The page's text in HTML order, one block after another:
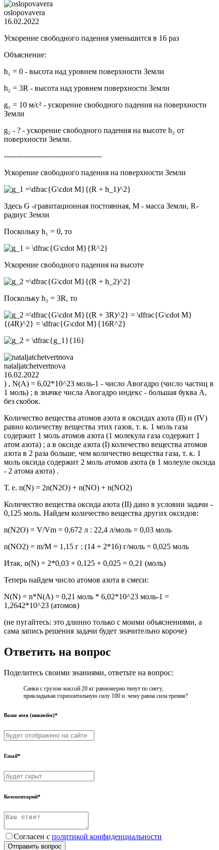
oslopovavera
16.02.2022
Ускорение свободного падения уменьшится в 16 раз
Объяснение:
h₁ = 0 - высота над уровнем поверхности Земли
h₂ = 3R - высота над уровнем поверхности Земли
g₁ = 10 м/с² - ускорение свободного падения на поверхности
Земли
g₂ - ? - ускорение свободного падения на высоте h₂ от
поверхности Земли.
----------------------------------------
Ускорение свободного падения на поверхности Земли
Здесь G -гравитационная постоянная, M - масса Земли, R-
радиус Земли
Поскольку h₁ = 0, то
Ускорение свободного падения на высоте
Поскольку h₂ = 3R, то
nataljatchetvertnova
16.02.2022
) , N(A) = 6,02*10^23 моль-1 - число Авогадро (число частиц в
1 моль) ; в значке числа Авогадро индекс - большая буква А,
без скобок.
Количество вещества атомов азота в оксидах азота (II) и (IV)
равно количеству вещества этих газов, т. к. 1 моль газа
содержит 1 моль атомов азота (1 молекула газа содержит 1
атом азота) ; а в оксиде азота (I) количество вещества атомов
азота в 2 раза больше, чем количество вещества газа, т. к. 1
моль оксида содержит 2 моль атомов азота (в 1 молеуле оксида
- 2 атома азота) .
Т. е. n(N) = 2n(N2O) + n(NO) + n(NO2)
Количество вещества оксида азота (II) дано в условии задачи -
0,125 моль. Найдем количество вещества других оксидов:
n(N2O) = V/Vm = 0,672 л : 22,4 л/моль = 0,03 моль
n(NO2) = m/M = 1,15 г : (14 + 2*16) г/моль = 0,025 моль
Итак, n(N) = 2*0,03 + 0,125 + 0,025 = 0,21 (моль)
Теперь найдем число атомов азота в смеси:
N(N) = n*N(A) = 0,21 моль * 6,02*10^23 моль-1 =
1,2642*10^23 (атомов)
(не пугайтесь: это длинно только с моими объяснениями, а
сама запись решения задачи будет значительно короче)
Ответить на вопрос
Поделитесь своими знаниями, ответьте на вопрос:
Санки с грузом массой 20 кг равномерно тянут по снегу,
прикладывая горизонтальную силу 100 н. чему равна сила трения?
Ваше имя (никнейм)*
Email*
Комментарий*
Согласен с политикой конфиденциальности
Отправить вопрос